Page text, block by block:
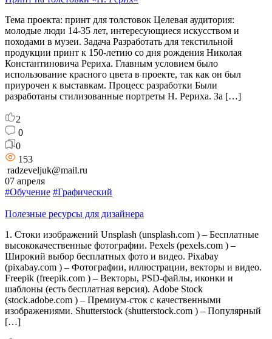
Тема проекта: принт для толстовок Целевая аудитория:
молодые люди 14-35 лет, интересующиеся искусством и
походами в музеи. Задача Разработать для текстильной
продукции принт к 150-летию со дня рождения Николая
Константиновича Рериха. Главным условием было
использование красного цвета в проекте, так как он был
приурочен к выставкам. Процесс разработки Были
разработаны стилизованные портреты Н. Рериха. За […]
2
0
0
153
radzeveljuk@mail.ru
07 апреля
#Обучение #Графический
Полезные ресурсы для дизайнера
1. Стоки изображений Unsplash (unsplash.com ) – Бесплатные
высококачественные фотографии. Pexels (pexels.com ) –
Широкий выбор бесплатных фото и видео. Pixabay
(pixabay.com ) – Фотографии, иллюстрации, векторы и видео.
Freepik (freepik.com ) – Векторы, PSD-файлы, иконки и
шаблоны (есть бесплатная версия). Adobe Stock
(stock.adobe.com ) – Премиум-сток с качественными
изображениями. Shutterstock (shutterstock.com ) – Популярный
[…]